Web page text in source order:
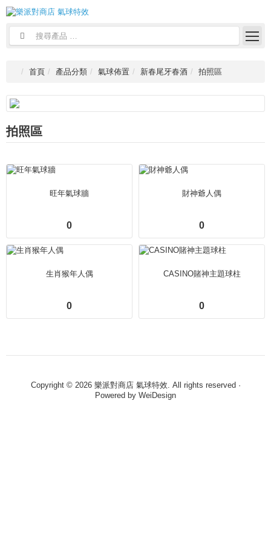
首頁 產品分類 氣球佈置 新春尾牙春酒 拍照區
拍照區
旺年氣球牆
0
財神爺人偶
0
生肖猴年人偶
0
CASINO賭神主題球柱
0
Copyright © 2026 樂派對商店 氣球特效. All rights reserved ·
Powered by WeiDesign